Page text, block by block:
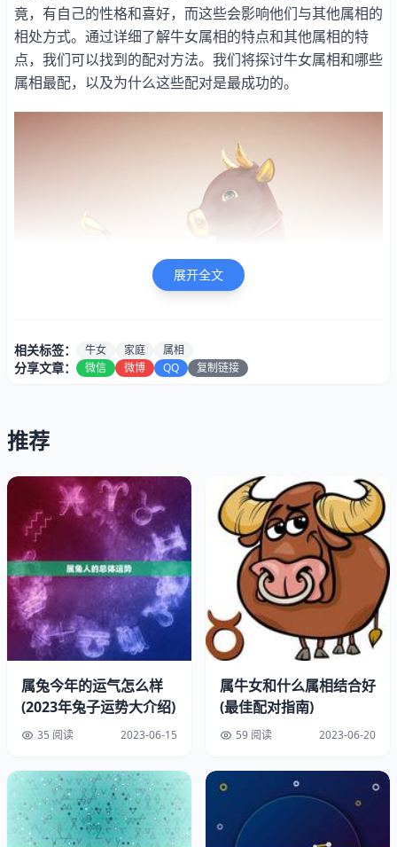
竟，有自己的性格和喜好，而这些会影响他们与其他属相的
相处方式。通过详细了解牛女属相的特点和其他属相的特
点，我们可以找到的配对方法。我们将探讨牛女属相和哪些
属相最配，以及为什么这些配对是最成功的。
一、牛女属相的特点
在讨论牛女属相的配对之前，我们需要先了解一下牛女属相
的特点。牛女属相的人通常非常踏实、稳重、有耐心，而且
非常勤奋。他们很少会轻易地改变自己的想法或决定，但一
旦他们下定决心，就会全力以赴地去自己的目标。牛女属相
的人也非常珍惜家庭和朋友，他们愿意为自己的亲人和朋友
付出一切。
二、牛女属相和哪些属相最配
1、牛女属相和鼠男属相最配
鼠男属相和牛女属相的配对是非常成功的。鼠男属相通常非
常聪明、机智、有创造力，而且非常有魅力。他们可以帮助
属相变得更加稳重、踏实。鼠男属相和牛女属相都非常珍惜
家庭和朋友，他们可以一起创造一个温馨、和谐的家庭。
展开全文
相关标签： 牛女 家庭 属相
分享文章： 微信 微博 QQ 复制链接
推荐
属兔今年的运气怎么样
(2023年兔子运势大介绍)
35 阅读 2023-06-15
属牛女和什么属相结合好
(最佳配对指南)
59 阅读 2023-06-20